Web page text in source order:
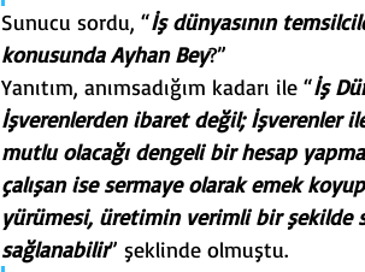
Sunucu sordu, “İş dünyasının
konusunda Ayhan Bey?”
Yanıtım, anımsadığım kadarı ile “İş
İşverenlerden ibaret değil; İşverenler
mutlu olacağı dengeli bir hesap
çalışan ise sermaye olarak emek
yürümesi, üretimin verimli bir şekilde
sağlanabilir” şeklinde olmuştu.